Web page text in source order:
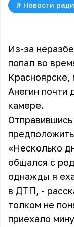
# Новости
Из-за
попал во
Красноярске,
Анегин почти
камере.
«Несколько
общался с
однажды я
в ДТП, -
толком не
приехало